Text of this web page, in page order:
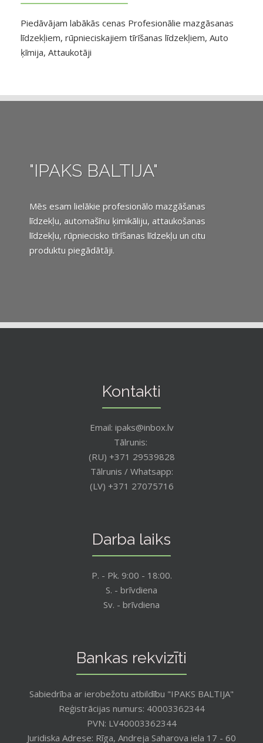
Piedāvājam labākās cenas Profesionālie mazgāsanas
līdzekļiem, rūpnieciskajiem tīrīšanas līdzekļiem, Auto
ķīmija, Attaukotāji
"IPAKS BALTIJA"
Mēs esam lielākie profesionālo mazgāšanas
līdzekļu, automašīnu ķimikāliju, attaukošanas
līdzekļu, rūpniecisko tīrīšanas līdzekļu un citu
produktu piegādātāji.
Kontakti
Email: ipaks@inbox.lv
Tālrunis:
(RU) +371 29539828
Tālrunis / Whatsapp:
(LV) +371 27075716
Darba laiks
P. - Pk. 9:00 - 18:00.
S. - brīvdiena
Sv. - brīvdiena
Bankas rekvizīti
Sabiedrība ar ierobežotu atbildību "IPAKS BALTIJA"
Reģistrācijas numurs: 40003362344
PVN: LV40003362344
Juridiska Adrese: Rīga, Andreja Saharova iela 17 - 60